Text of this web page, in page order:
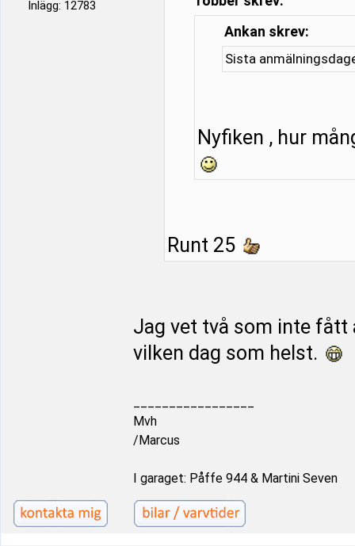
Inlägg: 12783
Ankan skrev:
Sista
Nyfiken , hur
Runt 25
Jag vet två som inte
vilken dag som helst.
Mvh
/Marcus
I garaget: Påffe 944 & Martini Seven